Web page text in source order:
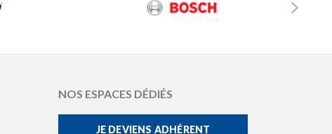
NOS ESPACES DÉDIÉS
JE DEVIENS ADHÉRENT